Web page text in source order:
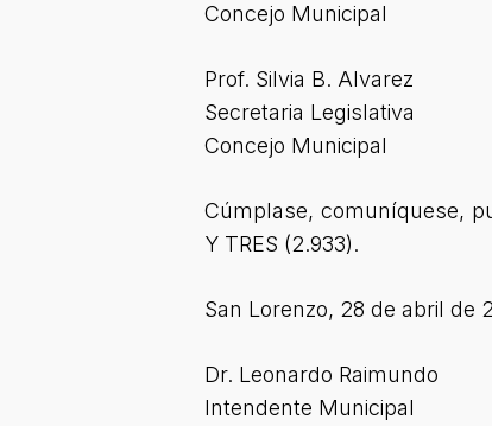
Concejo Municipal
Prof. Silvia B. Alvarez
Secretaria Legislativa
Concejo Municipal
Cúmplase, comuníquese,
Y TRES (2.933).
San Lorenzo, 28 de abril de
Dr. Leonardo Raimundo
Intendente Municipal